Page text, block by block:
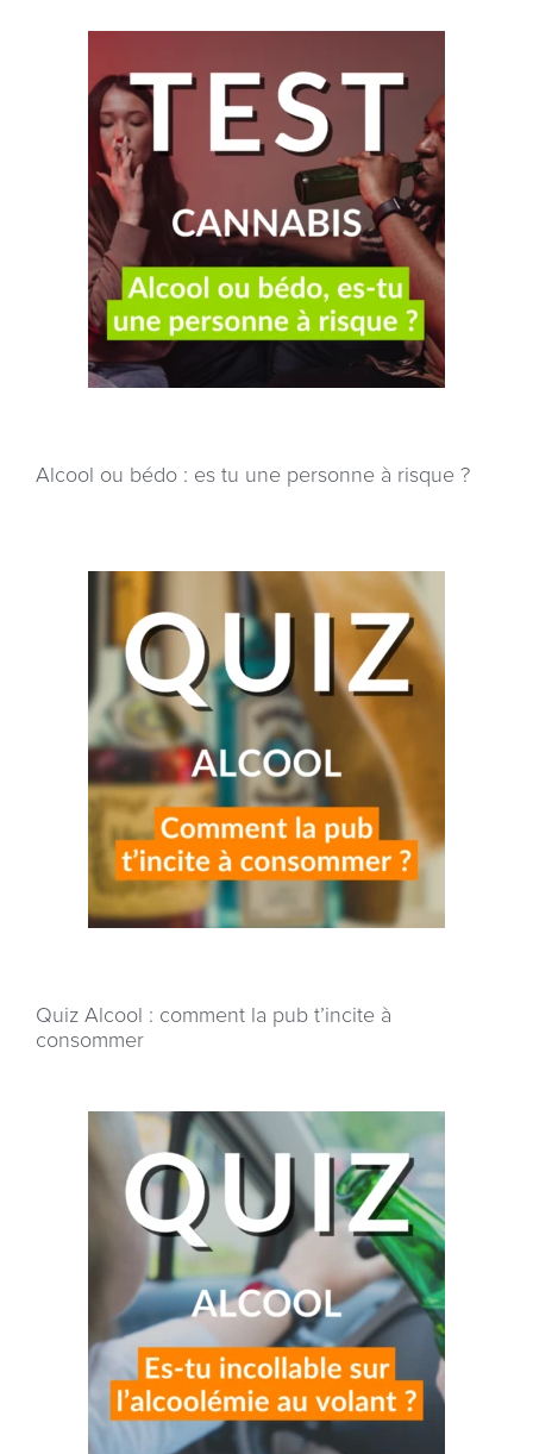
Alcool ou bédo : es tu une personne à risque ?
Quiz Alcool : comment la pub t’incite à
consommer